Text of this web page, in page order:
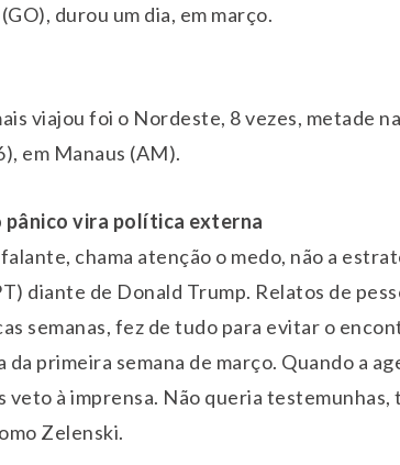
durou um dia, em março.
viajou foi o Nordeste, 8 vezes, metade
em Manaus (AM).
pânico vira política externa
chama atenção o medo, não a
diante de Donald Trump. Relatos de
semanas, fez de tudo para evitar o
primeira semana de março. Quando a
à imprensa. Não queria testemunhas,
Zelenski.